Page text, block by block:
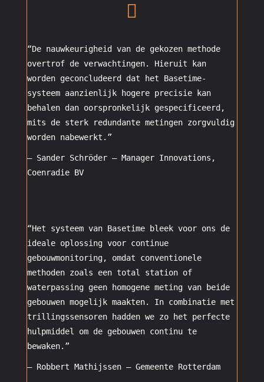

“De nauwkeurigheid van de gekozen methode
overtrof de verwachtingen. Hieruit kan
worden geconcludeerd dat het Basetime-
systeem aanzienlijk hogere precisie kan
behalen dan oorspronkelijk gespecificeerd,
mits de sterk redundante metingen zorgvuldig
worden nabewerkt.”
– Sander Schröder – Manager Innovations ,
Coenradie BV
“Het systeem van Basetime bleek voor ons de
ideale oplossing voor continue
gebouwmonitoring, omdat conventionele
methoden zoals een total station of
waterpassing geen homogene meting van beide
gebouwen mogelijk maakten. In combinatie met
trillingssensoren hadden we zo het perfecte
hulpmiddel om de gebouwen continu te
bewaken.”
– Robbert Mathijssen –GemeenteRotterdam